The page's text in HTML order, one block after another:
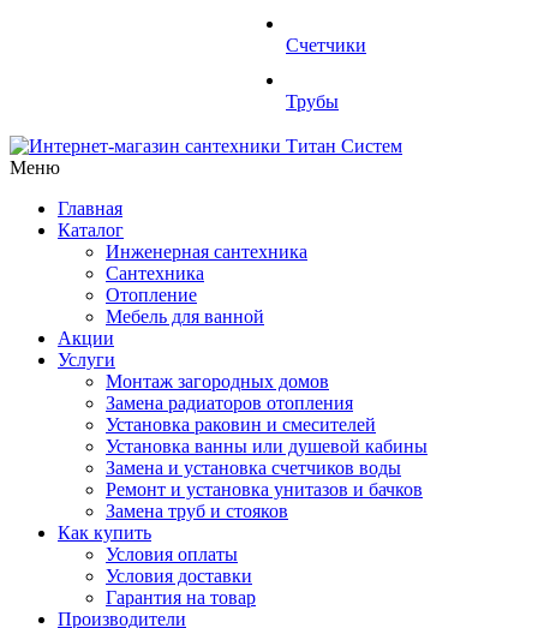
Счетчики
Трубы
Меню
Главная
Каталог
Инженерная сантехника
Сантехника
Отопление
Мебель для ванной
Акции
Услуги
Монтаж загородных домов
Замена радиаторов отопления
Установка раковин и смесителей
Установка ванны или душевой кабины
Замена и установка счетчиков воды
Ремонт и установка унитазов и бачков
Замена труб и стояков
Как купить
Условия оплаты
Условия доставки
Гарантия на товар
Производители